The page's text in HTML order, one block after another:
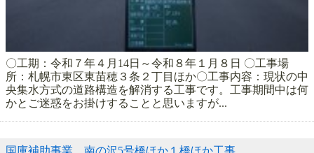
〇工期：令和７年４月14日～令和８年１月８日 〇工事場
所：札幌市東区東苗穂３条２丁目ほか〇工事内容：現状の中
央集水方式の道路構造を解消する工事です。工事期間中は何
かとご迷惑をお掛けすることと思いますが...
国庫補助事業 南の沢5号橋ほか１橋ほか工事